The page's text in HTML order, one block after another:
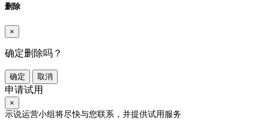
删除
×
确定删除吗？
确定 取消
申请试用
×
示说运营小组将尽快与您联系，并提供试用服务